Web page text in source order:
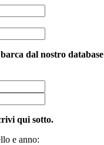
dal nostro database
qui sotto.
e anno: